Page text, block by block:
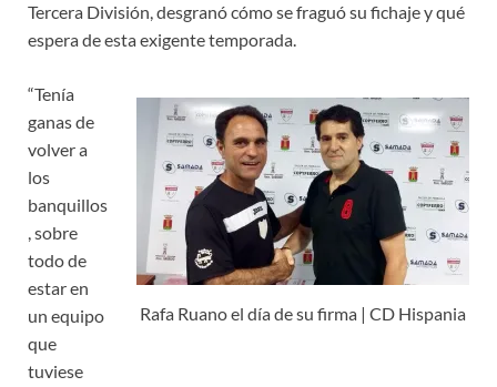
Tercera División, desgranó cómo se fraguó su fichaje y qué
espera de esta exigente temporada.
Rafa Ruano el día de su firma | CD Hispania
“Tenía
ganas de
volver a
los
banquillos
, sobre
todo de
estar en
un equipo
que
tuviese